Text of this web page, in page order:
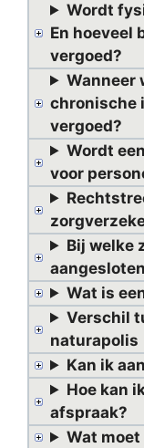
Wordt
En hoeveel
vergoed?
Wanneer
chronische
vergoed?
Wordt
voor
Bij welke
Wat is
Verschil
naturapolis
Kan ik
Hoe kan
afspraak?
Wat